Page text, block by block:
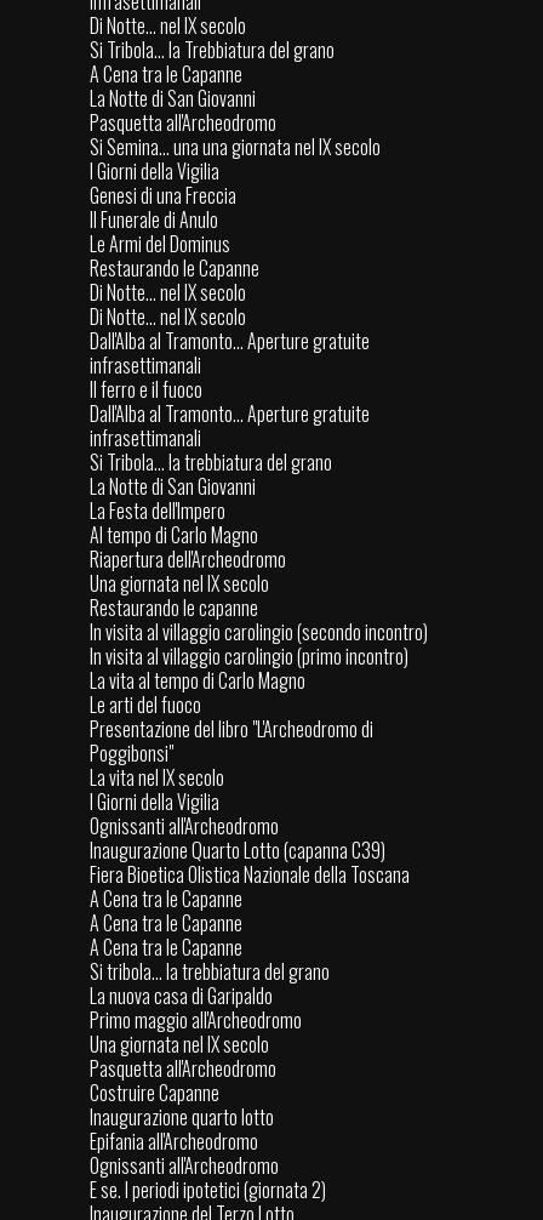
Di Notte... nel IX secolo
Si Tribola... la Trebbiatura del grano
A Cena tra le Capanne
La Notte di San Giovanni
Pasquetta all'Archeodromo
Si Semina... una una giornata nel IX secolo
I Giorni della Vigilia
Genesi di una Freccia
Il Funerale di Anulo
Le Armi del Dominus
Restaurando le Capanne
Di Notte... nel IX secolo
Di Notte... nel IX secolo
Dall'Alba al Tramonto... Aperture gratuite
infrasettimanali
Il ferro e il fuoco
Dall'Alba al Tramonto... Aperture gratuite
infrasettimanali
Si Tribola... la trebbiatura del grano
La Notte di San Giovanni
La Festa dell'Impero
Al tempo di Carlo Magno
Riapertura dell'Archeodromo
Una giornata nel IX secolo
Restaurando le capanne
In visita al villaggio carolingio (secondo incontro)
In visita al villaggio carolingio (primo incontro)
La vita al tempo di Carlo Magno
Le arti del fuoco
Presentazione del libro "L'Archeodromo di
Poggibonsi"
La vita nel IX secolo
I Giorni della Vigilia
Ognissanti all'Archeodromo
Inaugurazione Quarto Lotto (capanna C39)
Fiera Bioetica Olistica Nazionale della Toscana
A Cena tra le Capanne
A Cena tra le Capanne
A Cena tra le Capanne
Si tribola... la trebbiatura del grano
La nuova casa di Garipaldo
Primo maggio all'Archeodromo
Una giornata nel IX secolo
Pasquetta all'Archeodromo
Costruire Capanne
Inaugurazione quarto lotto
Epifania all'Archeodromo
Ognissanti all'Archeodromo
E se. I periodi ipotetici (giornata 2)